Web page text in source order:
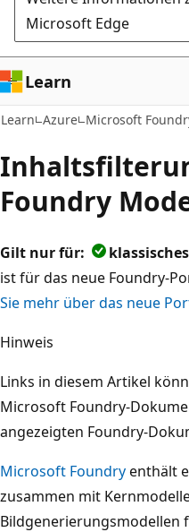
Microsoft Edge
Learn
Learn Azure Microsoft
Foundry
Gilt nur für:
ist für das neue Foundry-
Sie mehr über das neue
Hinweis
Links in diesem Artikel
Microsoft Foundry-
angezeigten Foundry-
Microsoft Foundryenthält
zusammen mit
Bildgenerierungsmodellen